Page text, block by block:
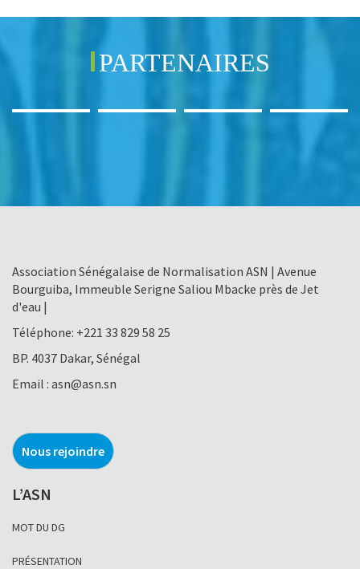
PARTENAIRES
Association Sénégalaise de Normalisation ASN | Avenue
Bourguiba, Immeuble Serigne Saliou Mbacke près de Jet
d'eau |
Téléphone: +221 33 829 58 25
BP. 4037 Dakar, Sénégal
Email : asn@asn.sn
Nous rejoindre
L’ASN
MOT DU DG
PRÉSENTATION